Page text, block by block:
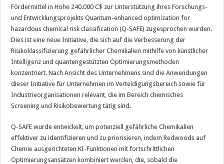
Fördermittel in Höhe 240.000 C$ zur Unterstützung ihres Forschungs-
und Entwicklungsprojekts Quantum-enhanced optimization for
hazardous chemical risk classification (Q-SAFE) zugesprochen wurden.
Dies ist eine neue Initiative, die sich auf die Verbesserung der
Risikoklassifizierung gefährlicher Chemikalien mithilfe von künstlicher
Intelligenz und quantengestützten Optimierungsmethoden
konzentriert. Nach Ansicht des Unternehmens sind die Anwendungen
dieser Initiative für Unternehmen im Verteidigungsbereich sowie für
Industrieorganisationen relevant, die im Bereich chemisches
Screening und Risikobewertung tätig sind.
Q-SAFE wurde entwickelt, um potenziell gefährliche Chemikalien
effektiver zu identifizieren und zu priorisieren, indem Redwoods auf
Chemie ausgerichteten KI-Funktionen mit fortschrittlichen
Optimierungsansätzen kombiniert werden, die, sobald die